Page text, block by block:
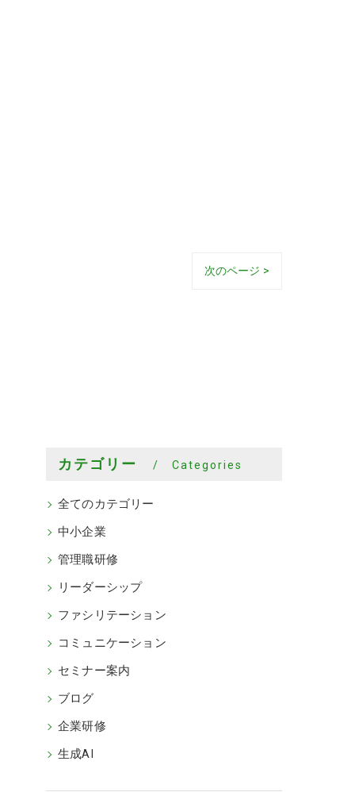
次のページ >
カテゴリー Categories
全てのカテゴリー
中小企業
管理職研修
リーダーシップ
ファシリテーション
コミュニケーション
セミナー案内
ブログ
企業研修
生成AI